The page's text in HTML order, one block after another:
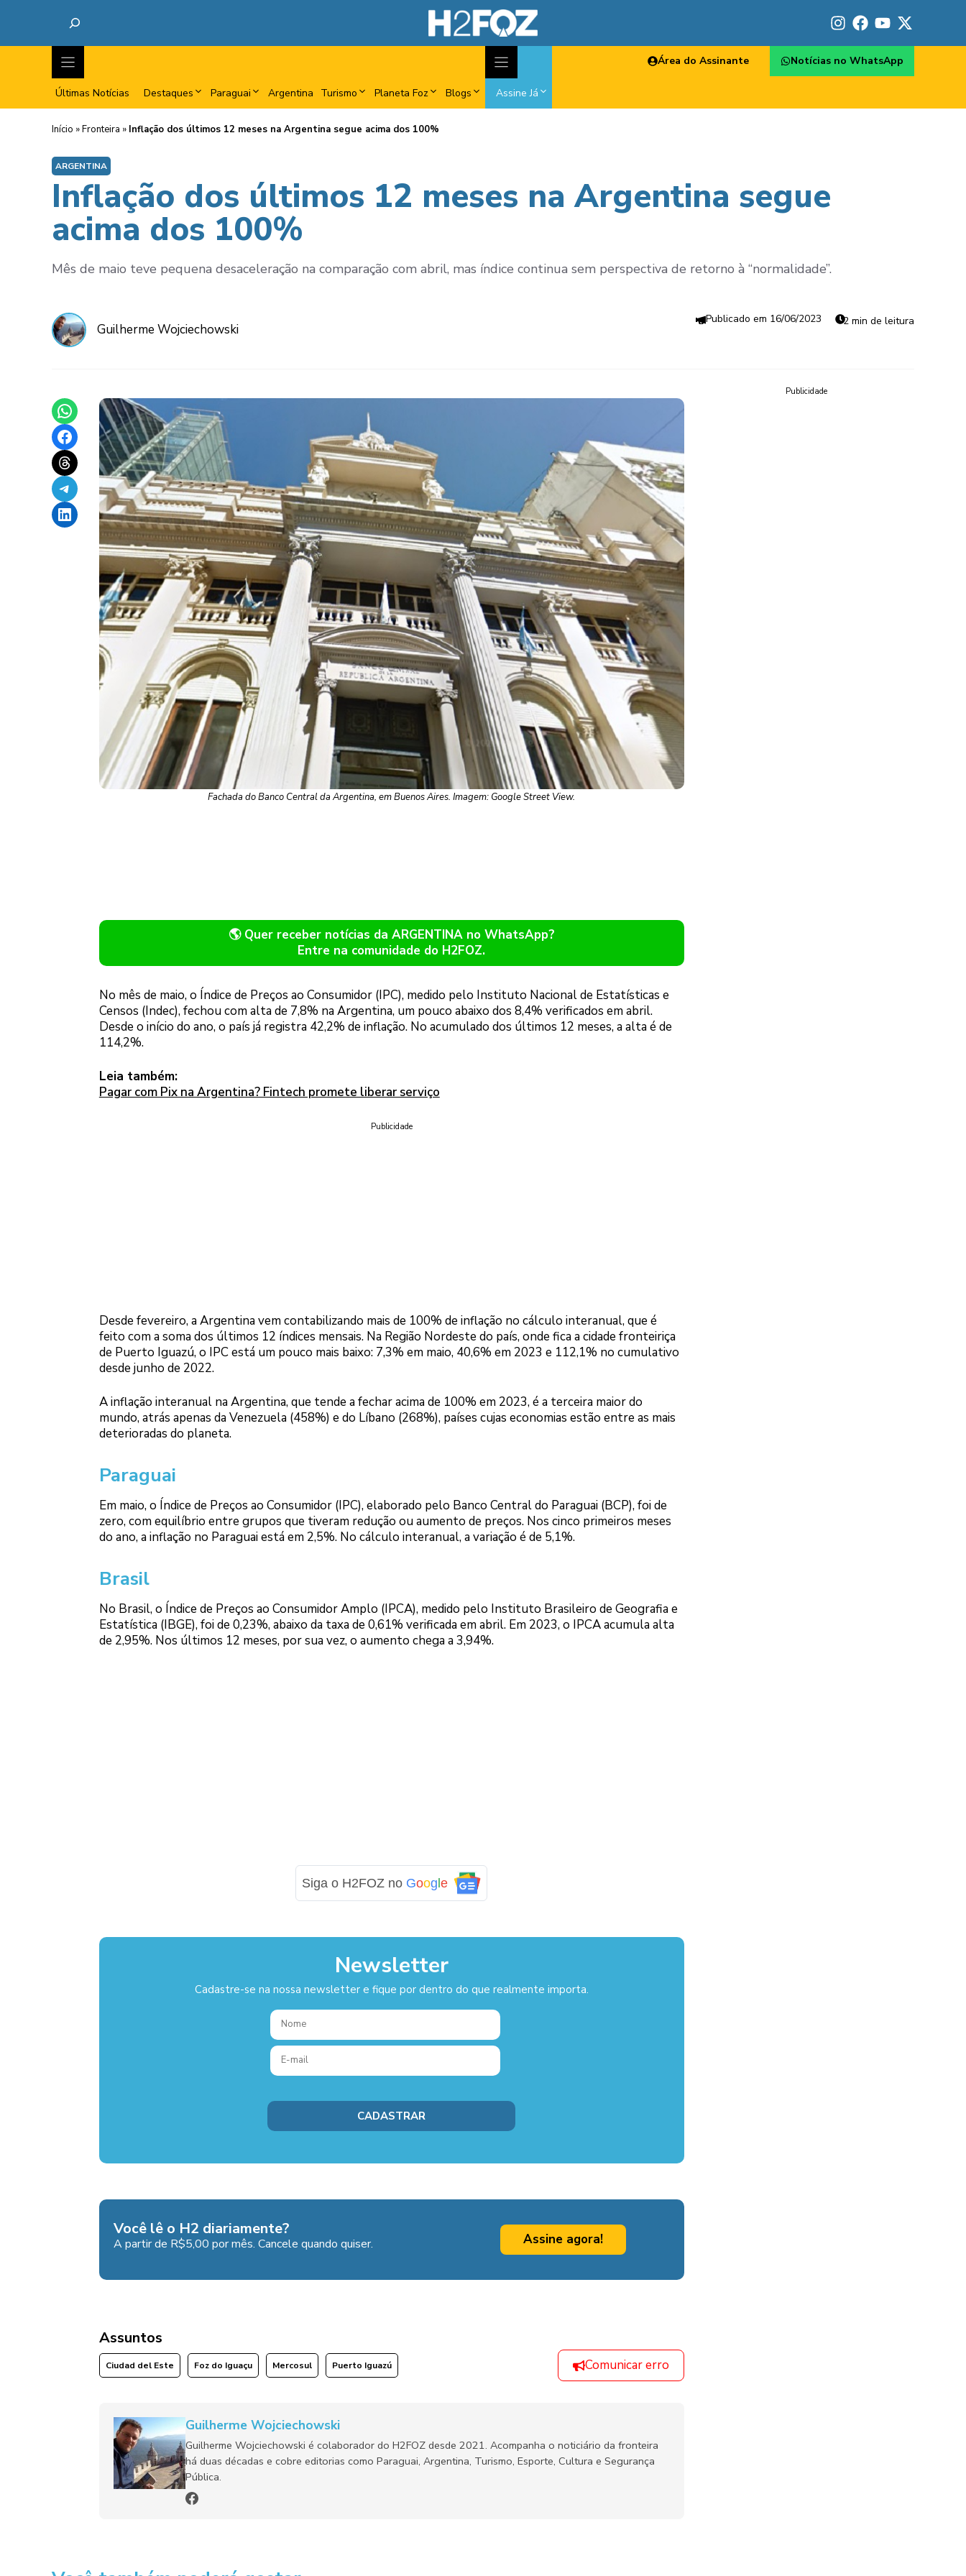
Últimas Notícias Destaques Paraguai Argentina Turismo Planeta Foz Blogs Assine Já
Área do Assinante Notícias no WhatsApp
Início »Fronteira » Inflação dos últimos 12 meses na Argentina segue acima dos 100%
ARGENTINA
Inflação dos últimos 12 meses na Argentina segue
acima dos 100%
Mês de maio teve pequena desaceleração na comparação com abril, mas índice continua sem perspectiva de retorno à “normalidade”.
Guilherme Wojciechowski
16/06/2023 2 min de leitura
Share on WhatsApp
Share on Facebook
Share on Threads
Share on Telegram
Share on LinkedIn
Fachada do Banco Central da Argentina, em Buenos Aires. Imagem: Google Street View.
🌎 Quer receber notícias da ARGENTINA no WhatsApp?
Entre na comunidade do H2FOZ.
No mês de maio, o Índice de Preços ao Consumidor (IPC), medido pelo Instituto Nacional de Estatísticas e
Censos (Indec), fechou com alta de 7,8% na Argentina, um pouco abaixo dos 8,4% verificados em abril.
Desde o início do ano, o país já registra 42,2% de inflação. No acumulado dos últimos 12 meses, a alta é de
114,2%.
Leia também:
Pagar com Pix na Argentina? Fintech promete liberar serviço
Publicidade
Desde fevereiro, a Argentina vem contabilizando mais de 100% de inflação no cálculo interanual, que é
feito com a soma dos últimos 12 índices mensais. Na Região Nordeste do país, onde fica a cidade fronteiriça
de Puerto Iguazú, o IPC está um pouco mais baixo: 7,3% em maio, 40,6% em 2023 e 112,1% no cumulativo
desde junho de 2022.
A inflação interanual na Argentina, que tende a fechar acima de 100% em 2023, é a terceira maior do
mundo, atrás apenas da Venezuela (458%) e do Líbano (268%), países cujas economias estão entre as mais
deterioradas do planeta.
Paraguai
Em maio, o Índice de Preços ao Consumidor (IPC), elaborado pelo Banco Central do Paraguai (BCP), foi de
zero, com equilíbrio entre grupos que tiveram redução ou aumento de preços. Nos cinco primeiros meses
do ano, a inflação no Paraguai está em 2,5%. No cálculo interanual, a variação é de 5,1%.
Brasil
No Brasil, o Índice de Preços ao Consumidor Amplo (IPCA), medido pelo Instituto Brasileiro de Geografia e
Estatística (IBGE), foi de 0,23%, abaixo da taxa de 0,61% verificada em abril. Em 2023, o IPCA acumula alta
de 2,95%. Nos últimos 12 meses, por sua vez, o aumento chega a 3,94%.
Siga o H2FOZ no Goog le
Newsletter
Cadastre-se na nossa newsletter e fique por dentro do que realmente importa.
Você lê o H2 diariamente?
A partir de R$5,00 por mês. Cancele quando quiser. Assine agora!
Assuntos
Ciudad del Este Foz do Iguaçu Mercosul Puerto Iguazú Comunicar erro
Guilherme Wojciechowski
Guilherme Wojciechowski é colaborador do H2FOZ desde 2021. Acompanha o noticiário da fronteira
há duas décadas e cobre editorias como Paraguai, Argentina, Turismo, Esporte, Cultura e Segurança
Pública.
Publicidade